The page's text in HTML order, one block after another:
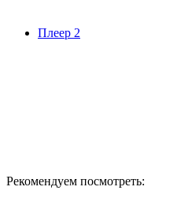
Плеер 2
Рекомендуем посмотреть: